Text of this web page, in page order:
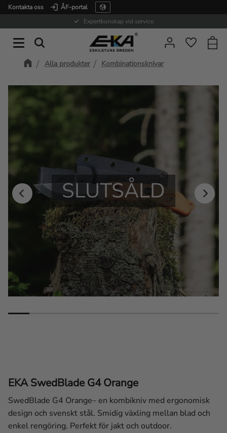
Kontakta oss
ÅF-portal
Expertkunskap vid service
Alla produkter Kombinationsknivar
SLUTSÅLD
EKA SwedBlade G4 Orange
SwedBlade G4 Orange– en kombikniv med ergonomisk
design och svenskt stål. Smidig växling mellan blad och
enkel rengöring. Perfekt för jakt och outdoor.